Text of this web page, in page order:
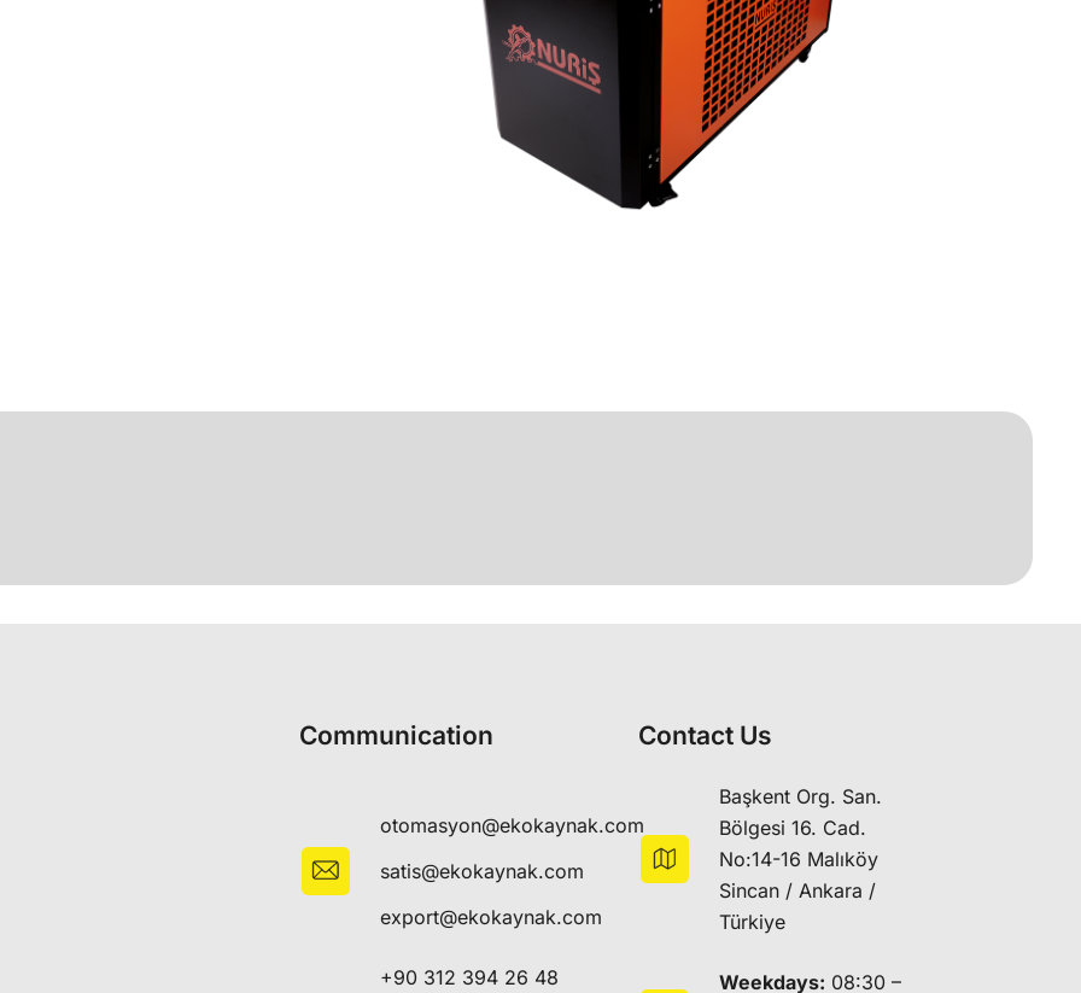
Communication
otomasyon@ekokaynak.com
satis@ekokaynak.com
export@ekokaynak.com
+90 312 394 26 48
Contact Us
Başkent Org. San.
Bölgesi 16. Cad.
No:14-16 Malıköy
Sincan / Ankara /
Türkiye
Weekdays: 08:30 –